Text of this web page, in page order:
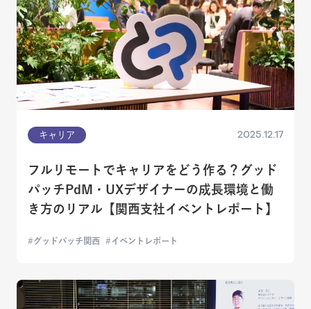
キャリア 2025.12.17
フルリモートでキャリアをどう作る？グッド
パッチPdM・UXデザイナーの成長環境と働
き方のリアル【関西支社イベントレポート】
グッドパッチ関西 イベントレポート